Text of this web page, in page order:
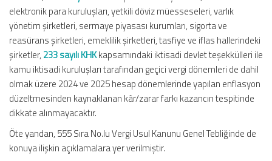
elektronik para kuruluşları, yetkili döviz müesseseleri, varlık
yönetim şirketleri, sermaye piyasası kurumları, sigorta ve
reasürans şirketleri, emeklilik şirketleri, tasfiye ve iflas hallerindeki
şirketler, 233 sayılı KHKkapsamındaki iktisadi devlet teşekkülleri ile
kamu iktisadi kuruluşları tarafından geçici vergi dönemleri de dahil
olmak üzere 2024 ve 2025 hesap dönemlerinde yapılan enflasyon
düzeltmesinden kaynaklanan kâr/zarar farkı kazancın tespitinde
dikkate alınmayacaktır.
Öte yandan, 555 Sıra No.lu Vergi Usul Kanunu Genel Tebliğinde de
konuya ilişkin açıklamalara yer verilmiştir.